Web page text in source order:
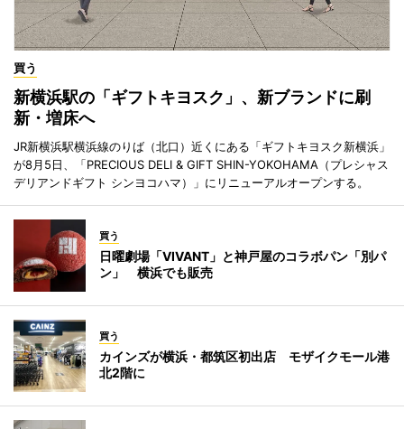
買う
新横浜駅の「ギフトキヨスク」、新ブランドに刷
新・増床へ
JR新横浜駅横浜線のりば（北口）近くにある「ギフトキヨスク新横浜」
が8月5日、「PRECIOUS DELI & GIFT SHIN-YOKOHAMA（プレシャス
デリアンドギフト シンヨコハマ）」にリニューアルオープンする。
買う
日曜劇場「VIVANT」と神戸屋のコラボパン「別パ
ン」 横浜でも販売
買う
カインズが横浜・都筑区初出店 モザイクモール港
北2階に